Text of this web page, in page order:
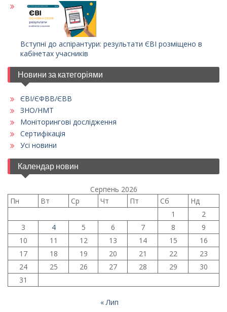
Вступні до аспірантури: результати ЄВІ розміщено в
кабінетах учасників
Новини за категоріями
ЄВІ/ЄФВВ/ЄВВ
ЗНО/НМТ
Моніторингові дослідження
Сертифікація
Усі новини
Календар новин
Серпень 2026
Пн
Вт Ср Чт Пт Сб
Нд
1
2
3
4 5 6 7 8
9
10
11 12 13 14 15
16
17
18 19 20 21 22
23
24
25 26 27 28 29
30
31
« Лип